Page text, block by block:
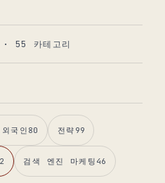
· 55 카테고리
국인 80 전략 99
검색 엔진 마케팅 46